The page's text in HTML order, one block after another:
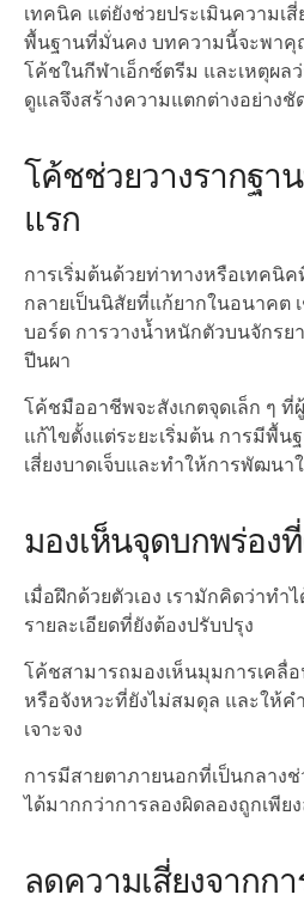
เทคนิค แต่ยังช่วยประเมินความเ
พื้นฐานที่มั่นคง บทความนี้จะพาคุ
โค้ชในกีฬาเอ็กซ์ตรีม และเหตุผล
ดูแลจึงสร้างความแตกต่างอย่างชั
โค้ชช่วยวางรากฐา
แรก
การเริ่มต้นด้วยท่าทางหรือเทคนิค
กลายเป็นนิสัยที่แก้ยากในอนาคต
บอร์ด การวางน้ำหนักตัวบนจักรย
ปีนผา
โค้ชมืออาชีพจะสังเกตจุดเล็ก ๆ ที่
แก้ไขตั้งแต่ระยะเริ่มต้น การมีพื้น
เสี่ยงบาดเจ็บและทำให้การพัฒนา
มองเห็นจุดบกพร่อง
เมื่อฝึกด้วยตัวเอง เรามักคิดว่าท
รายละเอียดที่ยังต้องปรับปรุง
โค้ชสามารถมองเห็นมุมการเคลื่
หรือจังหวะที่ยังไม่สมดุล และให้ค
เจาะจง
การมีสายตาภายนอกที่เป็นกลางช่
ได้มากกว่าการลองผิดลองถูกเพีย
ลดความเสี่ยงจากก